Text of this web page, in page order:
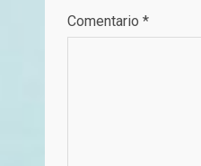
Comentario *